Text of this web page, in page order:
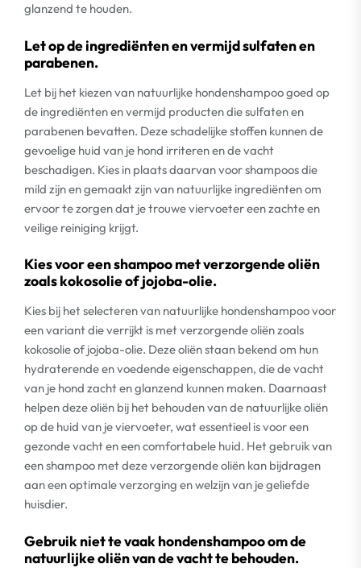
glanzend te houden.
Let op de ingrediënten en vermijd sulfaten en
parabenen.
Let bij het kiezen van natuurlijke hondenshampoo goed op
de ingrediënten en vermijd producten die sulfaten en
parabenen bevatten. Deze schadelijke stoffen kunnen de
gevoelige huid van je hond irriteren en de vacht
beschadigen. Kies in plaats daarvan voor shampoos die
mild zijn en gemaakt zijn van natuurlijke ingrediënten om
ervoor te zorgen dat je trouwe viervoeter een zachte en
veilige reiniging krijgt.
Kies voor een shampoo met verzorgende oliën
zoals kokosolie of jojoba-olie.
Kies bij het selecteren van natuurlijke hondenshampoo voor
een variant die verrijkt is met verzorgende oliën zoals
kokosolie of jojoba-olie. Deze oliën staan bekend om hun
hydraterende en voedende eigenschappen, die de vacht
van je hond zacht en glanzend kunnen maken. Daarnaast
helpen deze oliën bij het behouden van de natuurlijke oliën
op de huid van je viervoeter, wat essentieel is voor een
gezonde vacht en een comfortabele huid. Het gebruik van
een shampoo met deze verzorgende oliën kan bijdragen
aan een optimale verzorging en welzijn van je geliefde
huisdier.
Gebruik niet te vaak hondenshampoo om de
natuurlijke oliën van de vacht te behouden.